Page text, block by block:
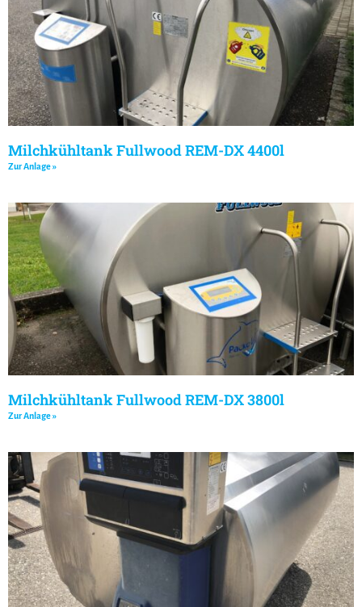
Milchkühltank Fullwood REM-DX 4400l
Zur Anlage »
Milchkühltank Fullwood REM-DX 3800l
Zur Anlage »